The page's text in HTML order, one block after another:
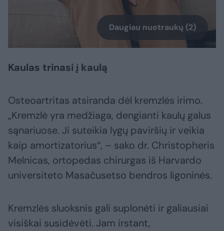
Daugiau nuotraukų (2)
Kaulas trinasi į kaulą
Osteoartritas atsiranda dėl kremzlės irimo.
„Kremzlė yra medžiaga, dengianti kaulų galus
sąnariuose. Ji suteikia lygų paviršių ir veikia
kaip amortizatorius“, – sako dr. Christopheris
Melnicas, ortopedas chirurgas iš Harvardo
universiteto Masačusetso bendros ligoninės.
Kremzlės sluoksnis gali suplonėti ir galiausiai
visiškai susidėvėti. Jam irstant,